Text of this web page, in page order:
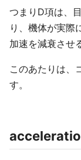
つまりD項は、
り、機体が実際
加速を減衰させ
このあたりは、
す。